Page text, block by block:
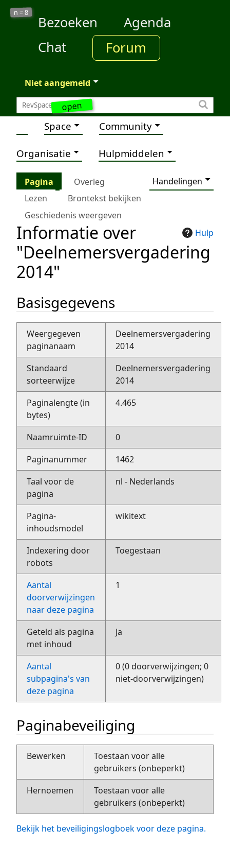
open
n =8
Bezoeken
Agenda
Chat
Forum
Niet aangemeld
Space Community
Organisatie Hulpmiddelen
Pagina Overleg
Handelingen
Lezen
Brontekst bekijken
Geschiedenis weergeven
Hulp
Informatie over
"Deelnemersvergadering
2014"
Basisgegevens
Weergegeven
paginanaam
Deelnemersvergadering
2014
Standaard
sorteerwijze
Deelnemersvergadering
2014
Paginalengte (in
bytes)
4.465
Naamruimte-ID
0
Paginanummer
1462
Taal voor de
pagina
nl - Nederlands
Pagina-
inhoudsmodel
wikitext
Indexering door
robots
Toegestaan
Aantal
doorverwijzingen
naar deze pagina
1
Geteld als pagina
met inhoud
Ja
Aantal
subpagina's van
deze pagina
0 (0 doorverwijzingen; 0
niet-doorverwijzingen)
Paginabeveiliging
Bewerken
Toestaan voor alle
gebruikers (onbeperkt)
Hernoemen
Toestaan voor alle
gebruikers (onbeperkt)
Bekijk het beveiligingslogboek voor deze pagina.